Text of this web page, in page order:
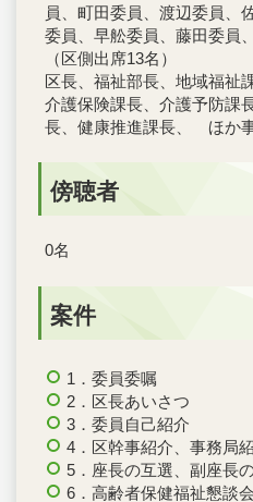
員、町田委員、渡辺委員、
委員、早舩委員、藤田委員
（区側出席13名）
区長、福祉部長、地域福祉
介護保険課長、介護予防課
長、健康推進課長、 ほか
傍聴者
0名
案件
1．委員委嘱
2．区長あいさつ
3．委員自己紹介
4．区幹事紹介、事務局
5．座長の互選、副座長
6．高齢者保健福祉懇談